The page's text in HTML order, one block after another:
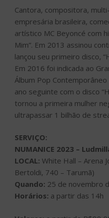
Cantora, compositora,
empresária brasileira,
artístico MC Beyoncé com
Mim”. Em 2013 assinou
lançou seu primeiro disco,
Em 2016 foi indicada ao
Álbum Pop
ano seguinte com o disco
tornou a primeira mulher
ultrapassar 1 bilhão de
SERVIÇO:
NUMANICE 2023 –
LOCAL: White Hall – Arena
Bertoldi, 740 – Tarumã)
Quando: 25 de novembro
Horários: a partir das 14h